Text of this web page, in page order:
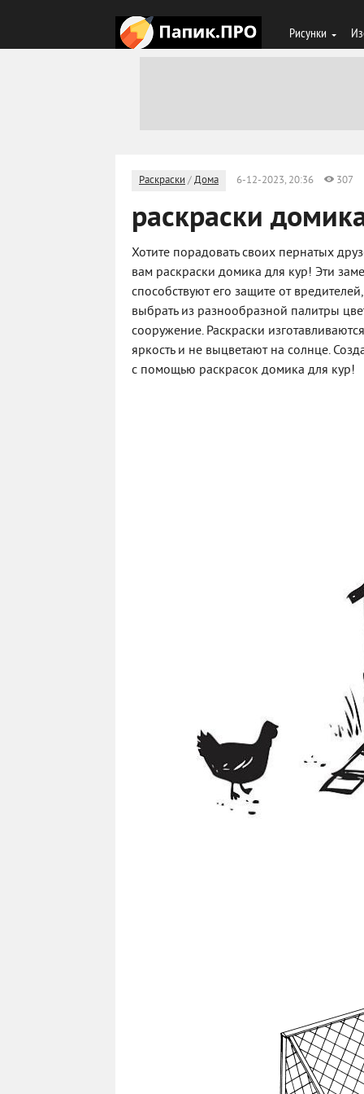
Рисунки
Раскраски /Дома 6-12-2023, 20:36 307
раскраски
Хотите порадовать своих пернатых
вам раскраски домика для кур! Эти
способствуют его защите от
выбрать из разнообразной палитры
сооружение. Раскраски
яркость и не выцветают на солнце.
с помощью раскрасок домика для кур!